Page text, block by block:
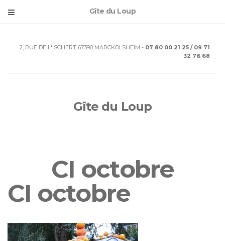
Gîte du Loup
2, RUE DE L'ISCHERT 67390 MARCKOLSHEIM - 07 80 00 21 25 / 09 71
32 76 68
Gîte du Loup
CI octobre
CI octobre